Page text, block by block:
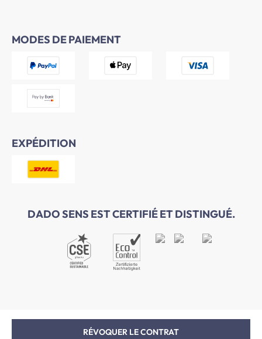
MODES DE PAIEMENT
EXPÉDITION
DADO SENS EST CERTIFIÉ ET DISTINGUÉ.
RÉVOQUER LE CONTRAT